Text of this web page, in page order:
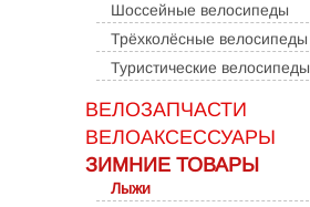
Шоссейные велосипеды
Трёхколёсные велосипеды
Туристические велосипеды
ВЕЛОЗАПЧАСТИ
ВЕЛОАКСЕССУАРЫ
ЗИМНИЕ ТОВАРЫ
Лыжи